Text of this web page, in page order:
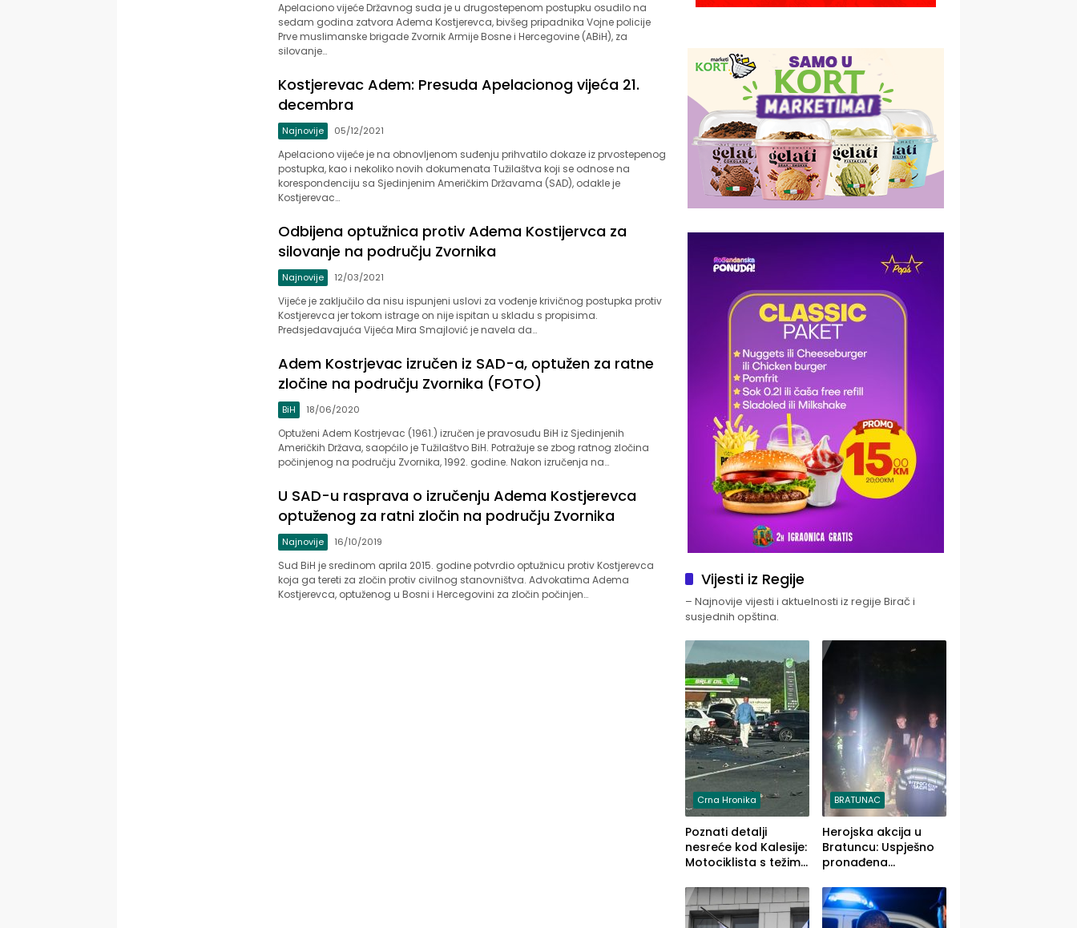
Apelaciono vijeće Državnog suda je u drugostepenom postupku osudilo na
sedam godina zatvora Adema Kostjerevca, bivšeg pripadnika Vojne policije
Prve muslimanske brigade Zvornik Armije Bosne i Hercegovine (ABiH), za
silovanje…
Kostjerevac Adem: Presuda Apelacionog vijeća 21.
decembra
Najnovije 05/12/2021
Apelaciono vijeće je na obnovljenom suđenju prihvatilo dokaze iz prvostepenog
postupka, kao i nekoliko novih dokumenata Tužilaštva koji se odnose na
korespondenciju sa Sjedinjenim Američkim Državama (SAD), odakle je
Kostjerevac…
Odbijena optužnica protiv Adema Kostijervca za
silovanje na području Zvornika
Najnovije 12/03/2021
Vijeće je zaključilo da nisu ispunjeni uslovi za vođenje krivičnog postupka protiv
Kostjerevca jer tokom istrage on nije ispitan u skladu s propisima.
Predsjedavajuća Vijeća Mira Smajlović je navela da…
Adem Kostrjevac izručen iz SAD-a, optužen za ratne
zločine na području Zvornika (FOTO)
BiH 18/06/2020
Optuženi Adem Kostrjevac (1961.) izručen je pravosuđu BiH iz Sjedinjenih
Američkih Država, saopćilo je Tužilaštvo BiH. Potražuje se zbog ratnog zločina
počinjenog na području Zvornika, 1992. godine. Nakon izručenja na…
U SAD-u rasprava o izručenju Adema Kostjerevca
optuženog za ratni zločin na području Zvornika
Najnovije 16/10/2019
Sud BiH je sredinom aprila 2015. godine potvrdio optužnicu protiv Kostjerevca
koja ga tereti za zločin protiv civilnog stanovništva. Advokatima Adema
Kostjerevca, optuženog u Bosni i Hercegovini za zločin počinjen…
Vijesti iz Regije
– Najnovije vijesti i aktuelnosti iz regije Birač i
susjednih opština.
Crna Hronika
Poznati detalji
nesreće kod Kalesije:
Motociklista s težim,
lakšim povredama
BRATUNAC
Herojska akcija u
Bratuncu: Uspješno
pronađena
a Ivanka Lazić,
rodom iz Kravice.